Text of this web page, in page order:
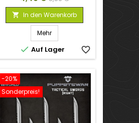
 In den Warenkorb
Mehr
 Auf Lager favorite_border
-20%
Sonderpreis!